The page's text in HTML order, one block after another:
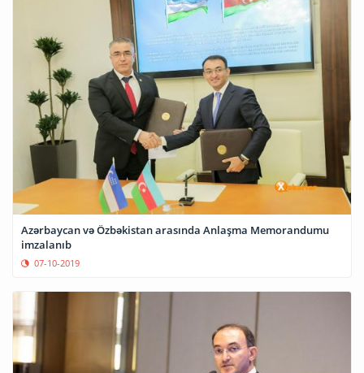
Azərbaycan və Özbəkistan arasında Anlaşma Memorandumu
imzalanıb
07-10-2019